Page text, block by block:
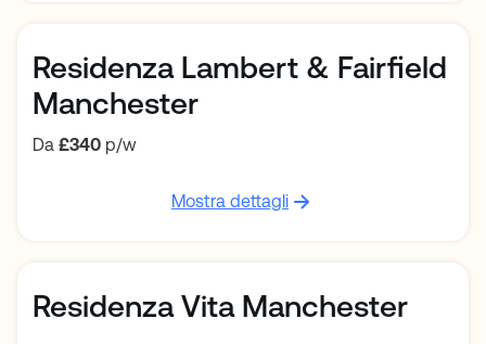
Residenza Lambert & Fairfield
Manchester
Da £340 p/w
Mostra dettagli
Residenza Vita Manchester